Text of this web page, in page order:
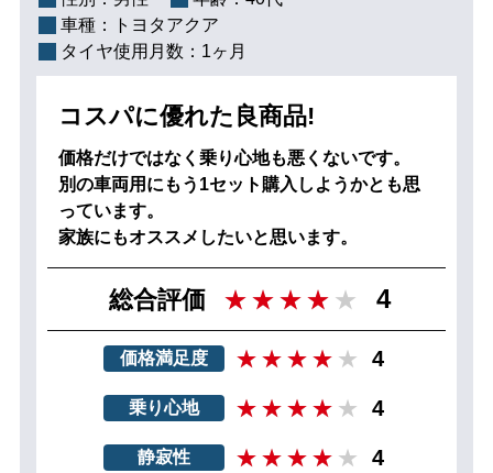
車種：
トヨタアクア
タイヤ使用月数： 1ヶ月
コスパに優れた良商品!
価格だけではなく乗り心地も悪くないです。
別の車両用にもう1セット購入しようかとも思
っています。
家族にもオススメしたいと思います。
総合評価 4
価格満足度 4
乗り心地 4
静寂性 4